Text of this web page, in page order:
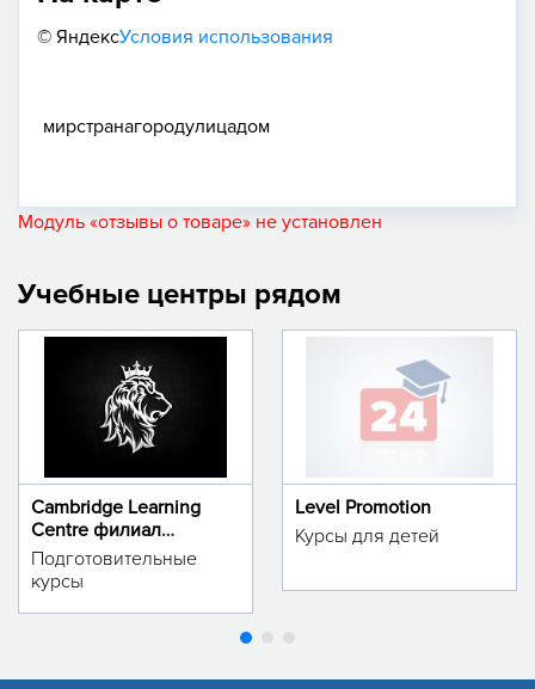
© ЯндексУсловия использования
мирстранагородулицадом
Модуль «отзывы о товаре» не установлен
Учебные центры рядом
Cambridge Learning
Centre филиал
м.Тинчлик
Подготовительные
курсы
Level Promotion
Курсы для детей